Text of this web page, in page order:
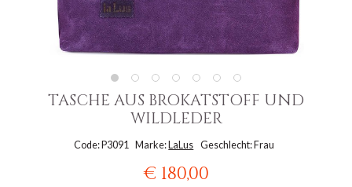
TASCHE AUS BROKATSTOFF UND
WILDLEDER
Code: P3091 Marke: LaLus Geschlecht: Frau
€ 180,00